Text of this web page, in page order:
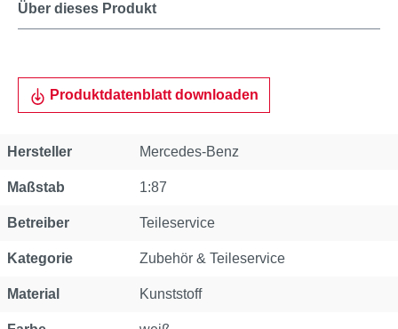
Über dieses Produkt
Produktdatenblatt downloaden
Eigenschaft
Hersteller Mercedes-Benz
Maßstab 1:87
Betreiber Teileservice
Kategorie Zubehör & Teileservice
Material Kunststoff